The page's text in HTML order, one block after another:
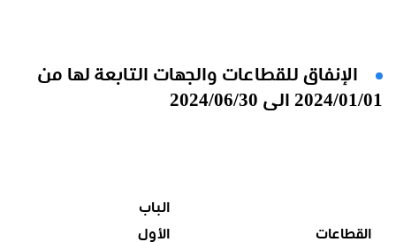
الإنفاق للقطاعات والجهات التابعة لها من
2024/01/01 الى 2024/06/30
القطاعات
الباب
الأول